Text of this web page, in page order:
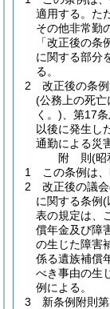
適用する。 た
その他非常勤
「改正後の条
に関する部分
る。
2
改正後の条
(公務上の死亡
く。) 、第17
以後に発生し
通勤による災
附 則(昭
1
この条例は
2
改正後の議
に関する条例(
表の規定は、
償年金及び障
の生じた障害
係る遺族補償
べき事由の生
例による。
3
新条例附則